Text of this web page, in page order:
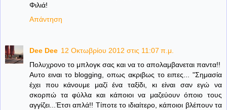
Φιλιά!
Απάντηση
Dee Dee 12 Οκτωβρίου 2012 στις 11:07 π.μ.
Πολυχρονο το μπλογκ σας και να το απολαμβανεται παντα!!
Αυτο ειναι το blogging, οπως ακριβως το ειπες... "Σημασία
έχει που κάνουμε μαζί ένα ταξίδι, κι είναι σαν εγώ να
σκορπώ τα φύλλα και κάποιοι να μαζεύουν όποιο τους
αγγίζει...Έτσι απλά!! Τίποτε το ιδιαίτερο, κάποιοι βλέπουν τα